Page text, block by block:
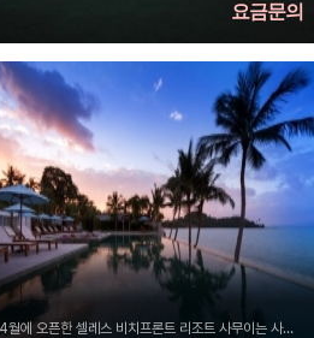
요금문의
2018년 4월에 오픈한 셀레스 비치프론트 리조트 사무이는 사무이에서 아름다운 오...